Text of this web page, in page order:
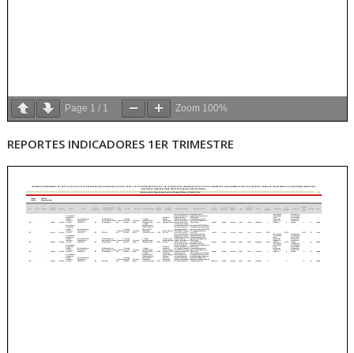
Page 1 / 1 Zoom 100%
REPORTES INDICADORES 1ER TRIMESTRE